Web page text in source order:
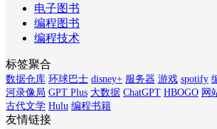
电子图书
编程图书
编程技术
标签聚合
数据仓库 环球巴士 disney+ 服务器 游戏 spotify
河录像局 GPT Plus 大数据 ChatGPT HBOGO 网
古代文学 Hulu 编程书籍
友情链接